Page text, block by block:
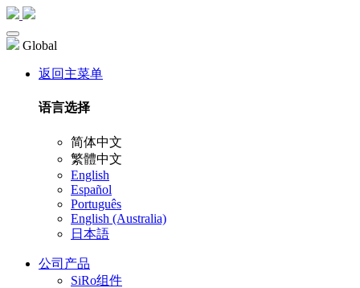
Global
返回主菜单
语言选择
简体中文
繁體中文
English
Español
Português
English (Australia)
日本語
公司产品
SiRo组件